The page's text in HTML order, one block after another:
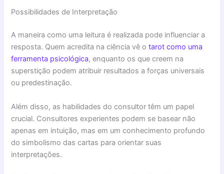
Possibilidades de Interpretação
A maneira como uma leitura é realizada pode influenciar a
resposta. Quem acredita na ciência vê otarot como uma
ferramenta psicológica, enquanto os que creem na
superstição podem atribuir resultados a forças universais
ou predestinação.
Além disso, as habilidades do consultor têm um papel
crucial. Consultores experientes podem se basear não
apenas em intuição, mas em um conhecimento profundo
do simbolismo das cartas para orientar suas
interpretações.